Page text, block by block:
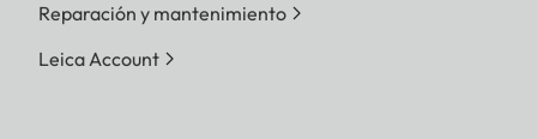
Reparación y mantenimiento
Leica Account